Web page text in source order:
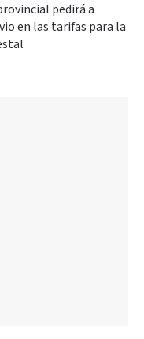
pedirá a
en las tarifas para la